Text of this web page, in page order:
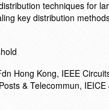
techniques for
key distribution
Hong Kong, IEEE
& Telecommun,